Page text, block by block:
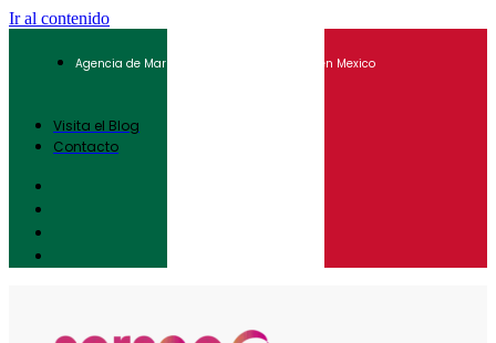
Ir al contenido
Agencia de Marketing Digital para Pymes en Mexico
Visita el Blog
Contacto